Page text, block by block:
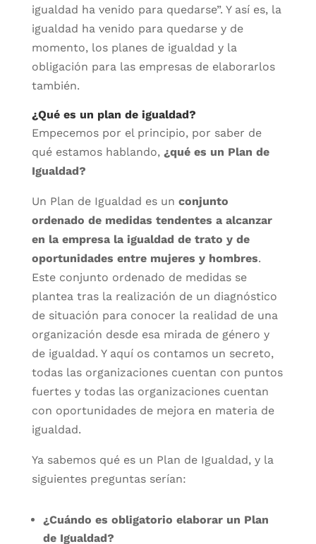
igualdad ha venido para quedarse”. Y así es, la
igualdad ha venido para quedarse y de
momento, los planes de igualdad y la
obligación para las empresas de elaborarlos
también.
¿Qué es un plan de igualdad?
Empecemos por el principio, por saber de
qué estamos hablando, ¿qué es un Plan de
Igualdad?
Un Plan de Igualdad es un conjunto
ordenado de medidas tendentes a alcanzar
en la empresa la igualdad de trato y de
oportunidades entre mujeres y hombres.
Este conjunto ordenado de medidas se
plantea tras la realización de un diagnóstico
de situación para conocer la realidad de una
organización desde esa mirada de género y
de igualdad. Y aquí os contamos un secreto,
todas las organizaciones cuentan con puntos
fuertes y todas las organizaciones cuentan
con oportunidades de mejora en materia de
igualdad.
Ya sabemos qué es un Plan de Igualdad, y la
siguientes preguntas serían:
¿Cuándo es obligatorio elaborar un Plan
de Igualdad?